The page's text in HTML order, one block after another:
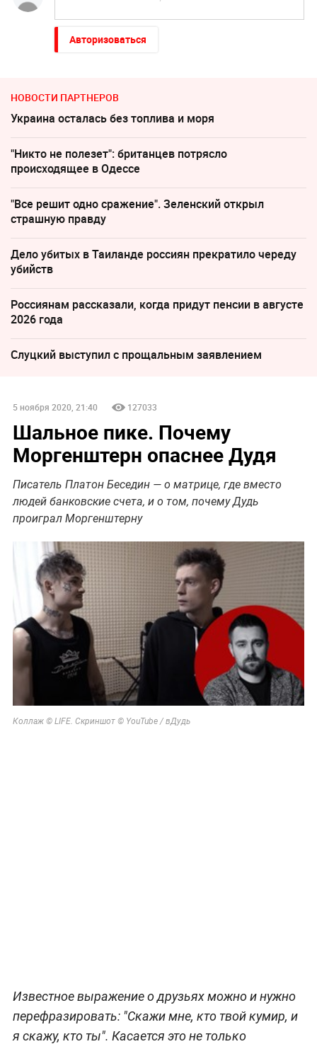
Авторизоваться
НОВОСТИ ПАРТНЕРОВ
Украина осталась без топлива и моря
"Никто не полезет": британцев потрясло
происходящее в Одессе
"Все решит одно сражение". Зеленский открыл
страшную правду
Дело убитых в Таиланде россиян прекратило череду
убийств
Россиянам рассказали, когда придут пенсии в августе
2026 года
Слуцкий выступил с прощальным заявлением
5 ноября 2020, 21:40 127033
Шальное пике. Почему
Моргенштерн опаснее Дудя
Писатель Платон Беседин — о матрице, где вместо
людей банковские счета, и о том, почему Дудь
проиграл Моргенштерну
Коллаж © LIFE. Скриншот © YouTube / вДудь
Известное выражение о друзьях можно и нужно
перефразировать: "Скажи мне, кто твой кумир, и
я скажу, кто ты". Касается это не только